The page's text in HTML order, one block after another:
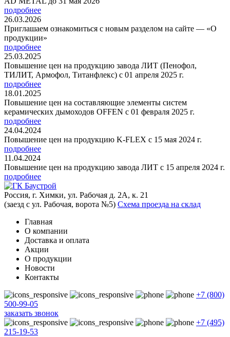
подробнее
26.03.2026
Приглашаем ознакомиться с новым разделом на сайте — «О
продукции»
подробнее
25.03.2025
Повышение цен на продукцию завода ЛИТ (Пенофол,
ТИЛИТ, Армофол, Титанфлекс) с 01 апреля 2025 г.
подробнее
18.01.2025
Повышение цен на составляющие элементы систем
керамических дымоходов OFFEN с 01 февраля 2025 г.
подробнее
24.04.2024
Повышение цен на продукцию K-FLEX с 15 мая 2024 г.
подробнее
11.04.2024
Повышение цен на продукцию завода ЛИТ с 15 апреля 2024 г.
подробнее
Россия, г. Химки, ул. Рабочая д. 2А, к. 21
(заезд с ул. Рабочая, ворота №5) Схема проезда на склад
Главная
О компании
Доставка и оплата
Акции
О продукции
Новости
Контакты
+7 (800)
500-99-05
заказать звонок
+7 (495)
215-19-53